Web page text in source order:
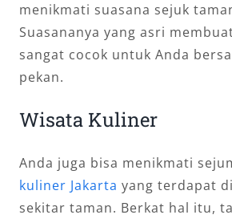
menikmati suasana sejuk
Suasananya yang asri
sangat cocok untuk Anda
pekan.
Wisata Kuliner
Anda juga bisa menikmati
kuliner Jakarta yang terdapat
sekitar taman. Berkat hal itu,